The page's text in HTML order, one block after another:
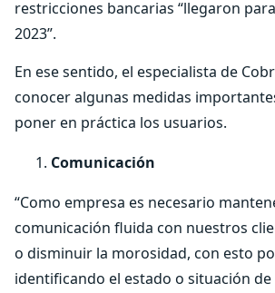
restricciones bancarias “llegaron
2023”.
En ese sentido, el especialista de
conocer algunas medidas
poner en práctica los usuarios.
Comunicación
“Como empresa es necesario
comunicación fluida con nuestros
o disminuir la morosidad, con esto
identificando el estado o situación de